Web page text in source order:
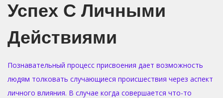
Успех С Личными
Действиями
Познавательный процесс присвоения дает возможность
людям толковать случающиеся происшествия через аспект
личного влияния. В случае когда совершается что-то